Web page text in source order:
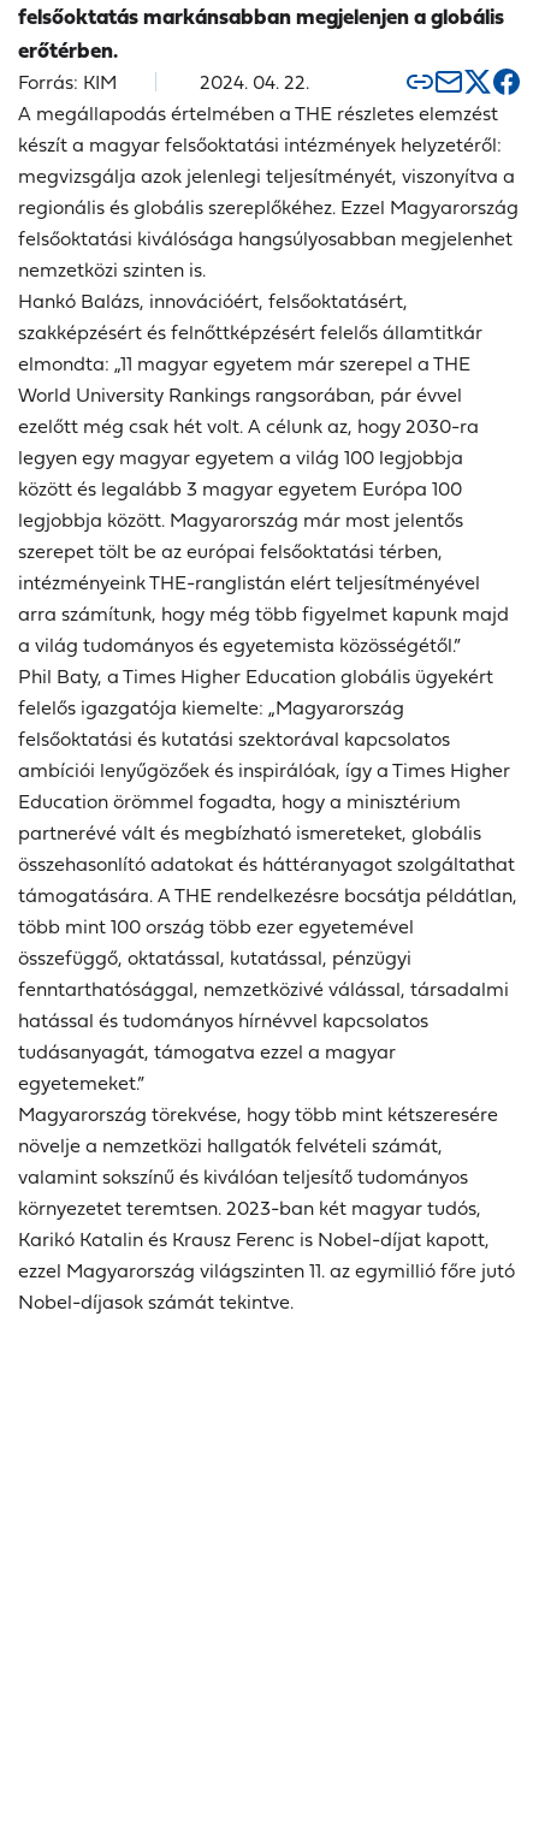
felsőoktatás markánsabban megjelenjen a globális
erőtérben.
Forrás: KIM
2024. 04. 22.
A megállapodás értelmében a THE részletes elemzést
készít a magyar felsőoktatási intézmények helyzetéről:
megvizsgálja azok jelenlegi teljesítményét, viszonyítva a
regionális és globális szereplőkéhez. Ezzel Magyarország
felsőoktatási kiválósága hangsúlyosabban megjelenhet
nemzetközi szinten is.
Hankó Balázs, innovációért, felsőoktatásért,
szakképzésért és felnőttképzésért felelős államtitkár
elmondta: „11 magyar egyetem már szerepel a THE
World University Rankings rangsorában, pár évvel
ezelőtt még csak hét volt. A célunk az, hogy 2030-ra
legyen egy magyar egyetem a világ 100 legjobbja
között és legalább 3 magyar egyetem Európa 100
legjobbja között. Magyarország már most jelentős
szerepet tölt be az európai felsőoktatási térben,
intézményeink THE-ranglistán elért teljesítményével
arra számítunk, hogy még több figyelmet kapunk majd
a világ tudományos és egyetemista közösségétől.”
Phil Baty, a Times Higher Education globális ügyekért
felelős igazgatója kiemelte: „Magyarország
felsőoktatási és kutatási szektorával kapcsolatos
ambíciói lenyűgözőek és inspirálóak, így a Times Higher
Education örömmel fogadta, hogy a minisztérium
partnerévé vált és megbízható ismereteket, globális
összehasonlító adatokat és háttéranyagot szolgáltathat
támogatására. A THE rendelkezésre bocsátja példátlan,
több mint 100 ország több ezer egyetemével
összefüggő, oktatással, kutatással, pénzügyi
fenntarthatósággal, nemzetközivé válással, társadalmi
hatással és tudományos hírnévvel kapcsolatos
tudásanyagát, támogatva ezzel a magyar
egyetemeket.”
Magyarország törekvése, hogy több mint kétszeresére
növelje a nemzetközi hallgatók felvételi számát,
valamint sokszínű és kiválóan teljesítő tudományos
környezetet teremtsen. 2023-ban két magyar tudós,
Karikó Katalin és Krausz Ferenc is Nobel-díjat kapott,
ezzel Magyarország világszinten 11. az egymillió főre jutó
Nobel-díjasok számát tekintve.